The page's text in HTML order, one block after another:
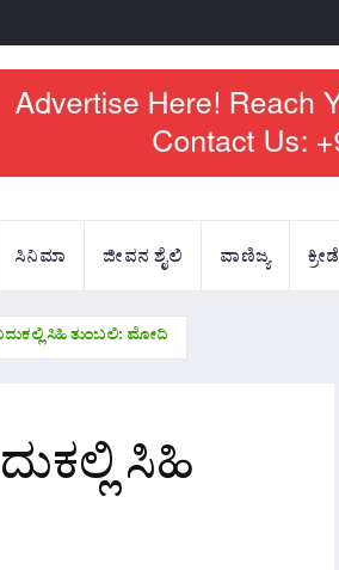
ಸಿನಿಮಾ ಜೀವನ ಶೈಲಿ ವಾಣಿಜ್ಯ ಕ್ರೀಡೆ
ಸಿಹಿ ತುಂಬಲಿ: ಮೋದಿ
ಸಿಹಿ